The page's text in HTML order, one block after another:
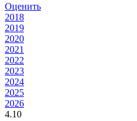
Оценить
2018
2019
2020
2021
2022
2023
2024
2025
2026
4.10